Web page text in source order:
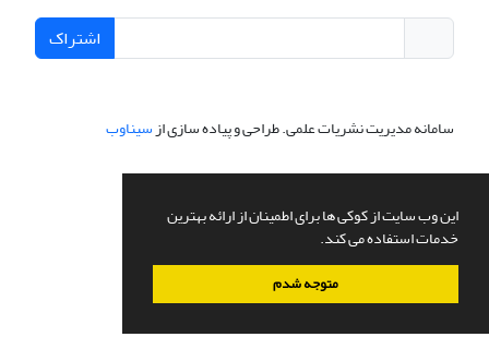
این وب سایت از کوکی ها برای اطمینان از ارائه بهترین
خدمات استفاده می کند.
متوجه شدم
اشتراک
سامانه مدیریت نشریات علمی.طراحی و پیاده سازی ازسیناوب